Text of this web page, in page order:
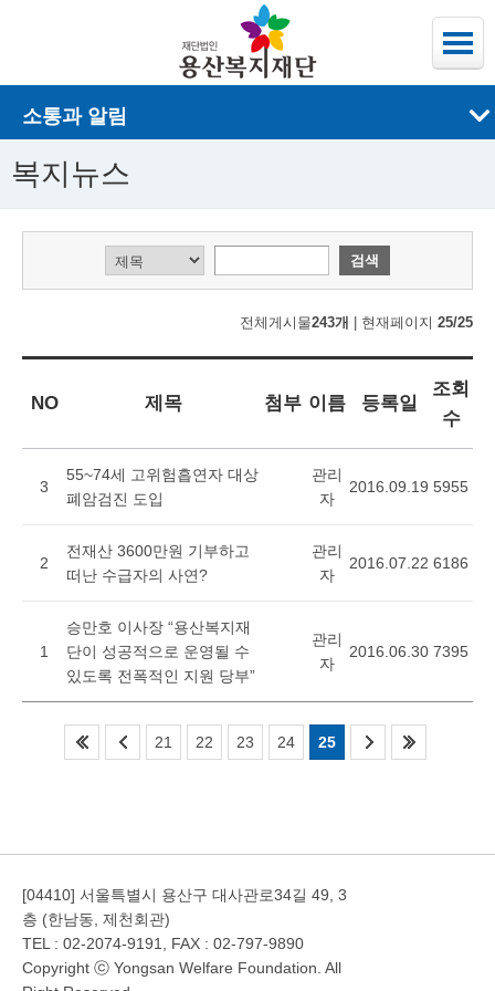
소통과 알림
복지뉴스
전체게시물243개 | 현재페이지 25/25
NO 제목 첨부 이름 등록일
조회
수
3
55~74세 고위험흡연자 대상
폐암검진 도입
관리
자
2016.09.19 5955
2
전재산 3600만원 기부하고
떠난 수급자의 사연?
관리
자
2016.07.22 6186
1
승만호 이사장 “용산복지재
단이 성공적으로 운영될 수
있도록 전폭적인 지원 당부”
관리
자
2016.06.30 7395
21 22 23 24 25
[04410] 서울특별시 용산구 대사관로34길 49, 3
층 (한남동, 제천회관)
TEL : 02-2074-9191, FAX : 02-797-9890
Copyright ⓒ Yongsan Welfare Foundation. All